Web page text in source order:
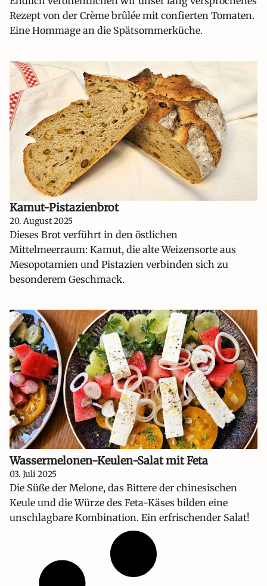
Rezept von der Crème brûlée mit confierten Tomaten.
Eine Hommage an die Spätsommerküche.
Kamut-Pistazienbrot
20. August 2025
Dieses Brot verführt in den östlichen
Mittelmeerraum: Kamut, die alte Weizensorte aus
Mesopotamien und Pistazien verbinden sich zu
besonderem Geschmack.
Wassermelonen-Keulen-Salat mit Feta
03. Juli 2025
Die Süße der Melone, das Bittere der chinesischen
Keule und die Würze des Feta-Käses bilden eine
unschlagbare Kombination. Ein erfrischender Salat!